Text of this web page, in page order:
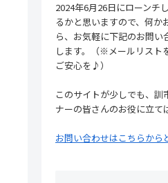
2024年6月26日にローンチ
るかと思いますので、何か
ら、お気軽に下記のお問
します。（※メールリスト
ご安心を♪）
このサイトが少しでも、
ナーの皆さんのお役に立て
お問い合わせはこちらから